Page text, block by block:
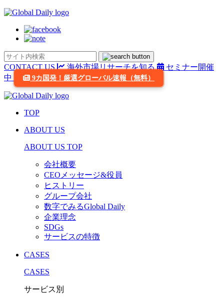
CONTACT US 海外市場リサーチを知る
セミナー開催
中
9カ国発！厳選グローバル速報（無料）
TOP
ABOUT US
ABOUT US TOP
会社概要
CEOメッセージ&役員
ヒストリー
グループ会社
数字でみるGlobal Daily
企業理念
SDGs
サービスの特徴
CASES
CASES
サービス別